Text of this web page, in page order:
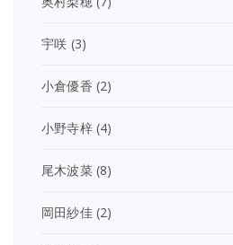
宇咲 (3)
小倉優香 (2)
小野寺梓(4)
尾木波菜(8)
岡田紗佳(2)